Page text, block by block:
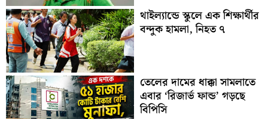
থাইল্যান্ডে স্কুলে এক শিক্ষার্থীর
বন্দুক হামলা, নিহত ৭
তেলের দামের ধাক্কা সামলাতে
এবার ‘রিজার্ভ ফান্ড’ গড়ছে
বিপিসি